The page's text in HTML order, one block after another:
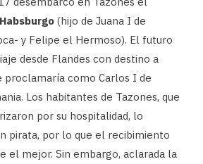
(hijo de Juana I de
y Felipe el Hermoso). El futuro
desde Flandes con destino a
proclamaría como Carlos I de
Los habitantes de Tazones, que
por su hospitalidad, lo
pirata, por lo que el recibimiento
el mejor. Sin embargo, aclarada la